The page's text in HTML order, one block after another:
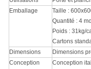
Emballage
Taille :
Quantité : 4
Poids : 31kg/
Cartons
Dimensions
Dimensions
Conception
Conception